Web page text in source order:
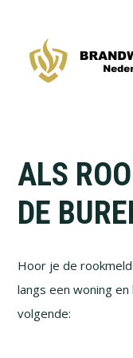
hoofdnavigatie
hoofd
ALS
DE
Hoor je de
langs een woning
volgende: